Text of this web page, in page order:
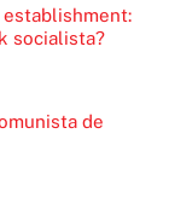
establishment:
socialista?
de